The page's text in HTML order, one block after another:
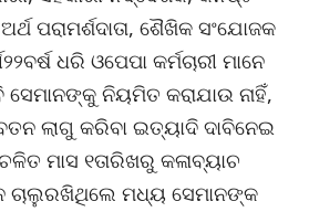
ପରାମର୍ଶଦାତା, ଶୈଖିକ ସଂଯୋଜକ
ଧରି ଓପେପା କର୍ମଚାରୀ ମାନେ
ନିୟମିତ କରାଯାଉ ନାହିଁ,
ଲାଗୁ କରିବା ଇତ୍ୟାଦି ଦାବିନେଇ
ଚଳିତ ମାସ ୧ତାରିଖରୁ କଳାବ୍ୟାଚ
ମଧ୍ୟ ସେମାନଙ୍କ